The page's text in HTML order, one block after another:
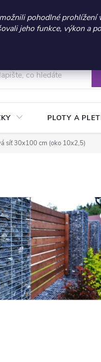
nákupu nad 3.000 Kč |
pohodlné prohlížení
jeho funkce, výkon a
+420 604 269 200
zboží Podmínky ochrany
PLOTY A
síť 30x100 cm (oko 10x2,5)